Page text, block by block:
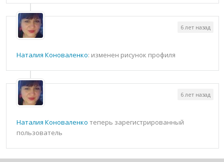
Наталия Коноваленко: изменен рисунок профиля
6 лет назад
Наталия Коноваленко теперь зарегистрированный
пользователь
6 лет назад